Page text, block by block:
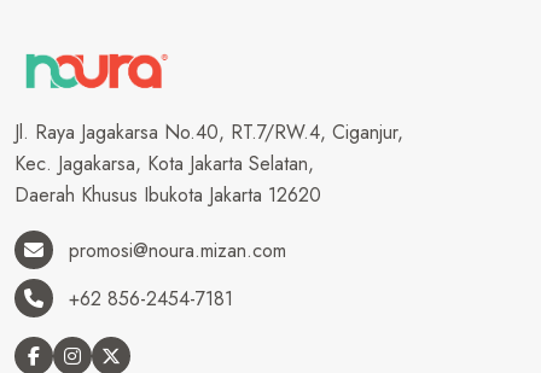
Jl. Raya Jagakarsa No.40, RT.7/RW.4, Ciganjur,
Kec. Jagakarsa, Kota Jakarta Selatan,
Daerah Khusus Ibukota Jakarta 12620
promosi@noura.mizan.com
+62 856-2454-7181